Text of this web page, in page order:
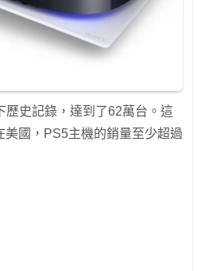
歷史記錄，達到了62萬台。這
美國，PS5主機的銷量至少超過